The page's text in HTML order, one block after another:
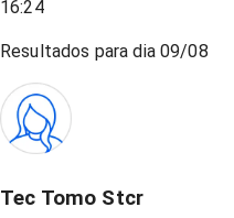
16:24
Resultados para dia09/08
Tec Tomo Stcr